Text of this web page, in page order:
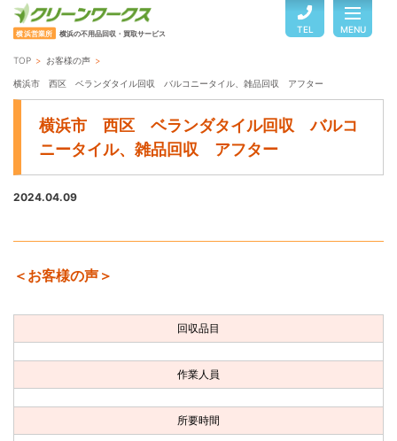
横浜営業所 横浜の不用品回収・買取サービス TEL MENU
TOP
サービスのご案内
お客様の声
お問い合わせ
TOP お客様の声
横浜市 西区 ベランダタイル回収 バルコニータイル、雑品回収 アフター
横浜市 西区 ベランダタイル回収 バルコ
ニータイル、雑品回収 アフター
2024.04.09
＜お客様の声＞
回収品目
作業人員
所要時間